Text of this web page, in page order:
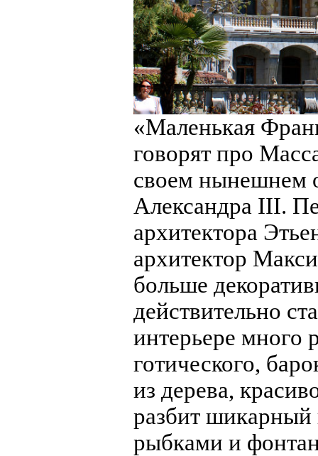
«Маленькая
говорят про
своем нынешнем
Александра III.
архитектора
архитектор
больше
действительно
интерьере много
готического,
из дерева,
разбит шикарный
рыбками и